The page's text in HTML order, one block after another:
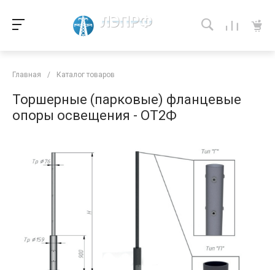
Главная / Каталог товаров
Торшерные (парковые) фланцевые
опоры освещения - ОТ2Ф